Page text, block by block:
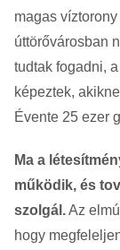
magas
úttörővárosban
tudtak fogadni,
képeztek,
Évente 25 ezer
Ma a
működik, és
szolgál.Az
hogy